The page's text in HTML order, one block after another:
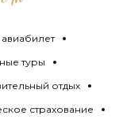
авиабилет
туры
отдых
страхование